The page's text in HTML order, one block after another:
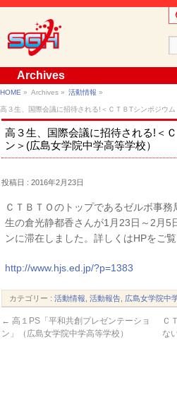
Archives
HOME » Archives » 活動情報 »
高３生、国際会議に招待される!＜ＣＴＢTシンポジウ
高３生、国際会議に招待される!＜
ン＞(広島女学院中学高等学校）
投稿日 : 2016年2月23日
ＣＴＢＴＯのトップであるゼルボ事
生の倉光静都香さんが1月23日～2月5
ンに滞在しました。詳しくはHPをご覧
http://www.hjs.ed.jp/?p=1383
カテゴリー :活動情報 ,活動報告 広島女学院中
← 高１PS「平和共創プレゼンテーショ
ン」（広島女学院中学高等学校）
Ｃ
な